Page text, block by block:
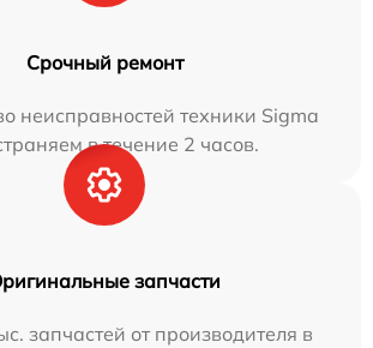
Срочный ремонт
неисправностей техники Sigma
в течение 2 часов.
запчасти
запчастей от производителя в